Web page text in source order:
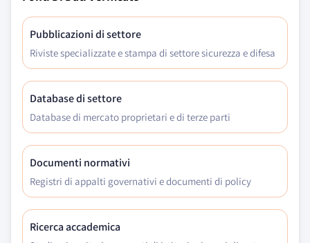
Pubblicazioni di settore
Riviste specializzate e stampa di settore sicurezza e difesa
Database di settore
Database di mercato proprietari e di terze parti
Documenti normativi
Registri di appalti governativi e documenti di policy
Ricerca accademica